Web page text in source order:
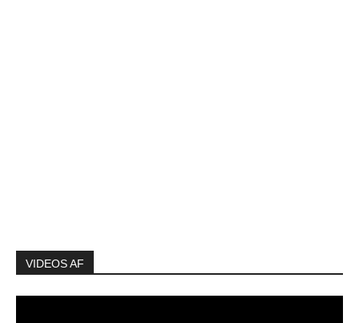
VIDEOS AF